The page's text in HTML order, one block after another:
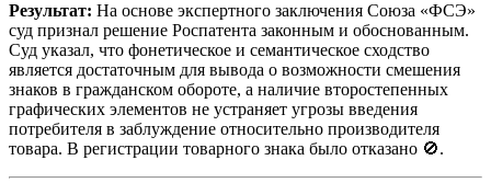
Результат: На основе экспертного заключения Союза «ФСЭ»
суд признал решение Роспатента законным и обоснованным.
Суд указал, что фонетическое и семантическое сходство
является достаточным для вывода о возможности смешения
знаков в гражданском обороте, а наличие второстепенных
графических элементов не устраняет угрозы введения
потребителя в заблуждение относительно производителя
товара. В регистрации товарного знака было отказано 🚫.